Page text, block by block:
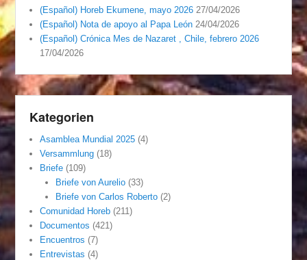
(Español) Horeb Ekumene, mayo 2026 27/04/2026
(Español) Nota de apoyo al Papa León 24/04/2026
(Español) Crónica Mes de Nazaret , Chile, febrero 2026
17/04/2026
Kategorien
Asamblea Mundial 2025 (4)
Versammlung (18)
Briefe (109)
Briefe von Aurelio(33)
Briefe von Carlos Roberto(2)
Comunidad Horeb (211)
Documentos (421)
Encuentros (7)
Entrevistas (4)